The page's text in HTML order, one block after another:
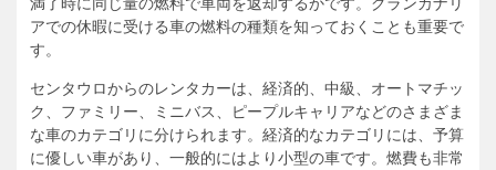
アでの休暇に受ける車の燃料の種類を知っておくことも重要で
す。
センタウロからのレンタカーは、経済的、中級、オートマチッ
ク、ファミリー、ミニバス、ピープルキャリアなどのさまざま
な車のカテゴリに分けられます。経済的なカテゴリには、予算
に優しい車があり、一般的にはより小型の車です。燃費も非常